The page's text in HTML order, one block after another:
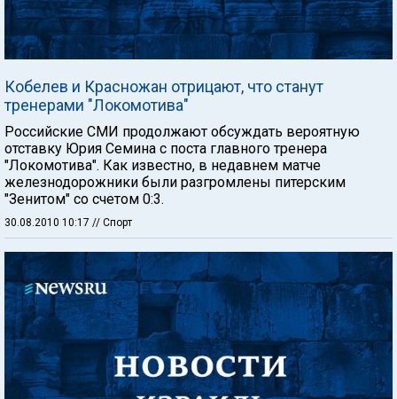
Кобелев и Красножан отрицают, что станут
тренерами "Локомотива"
Российские СМИ продолжают обсуждать вероятную
отставку Юрия Семина с поста главного тренера
"Локомотива". Как известно, в недавнем матче
железнодорожники были разгромлены питерским
"Зенитом" со счетом 0:3.
30.08.2010 10:17 // Спорт